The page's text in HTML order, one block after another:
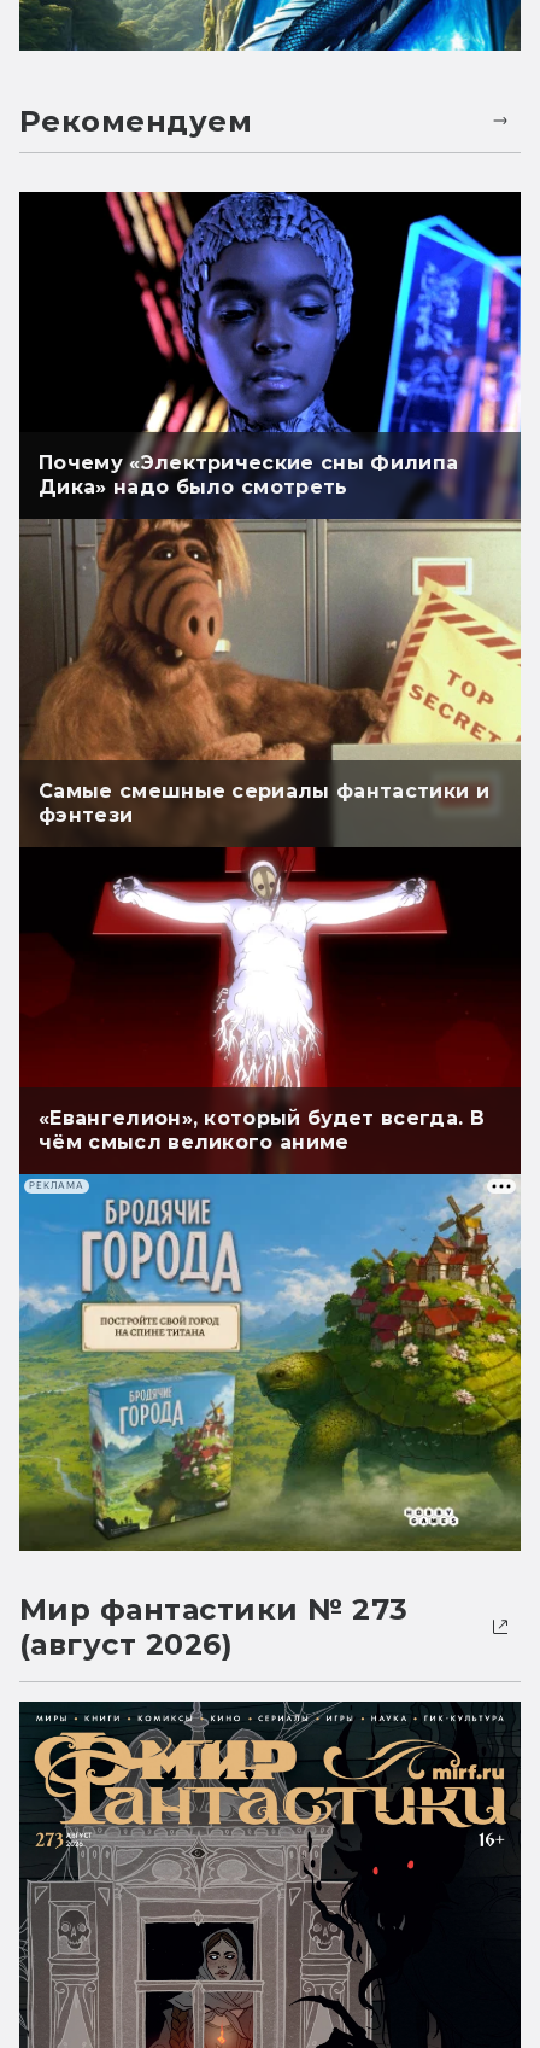
Рекомендуем
Почему «Электрические сны Филипа
Дика» надо было смотреть
Самые смешные сериалы фантастики и
фэнтези
«Евангелион», который будет всегда. В
чём смысл великого аниме
РЕКЛАМА
Мир фантастики № 273
(август 2026)